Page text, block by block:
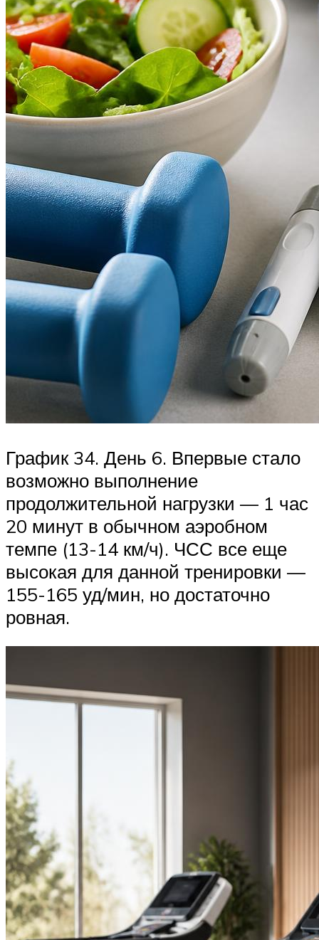
График 34. День 6. Впервые стало
возможно выполнение
продолжительной нагрузки — 1 час
20 минут в обычном аэробном
темпе (13-14 км/ч). ЧСС все еще
высокая для данной тренировки —
155-165 уд/мин, но достаточно
ровная.